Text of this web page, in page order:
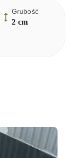
Grubość
2 cm